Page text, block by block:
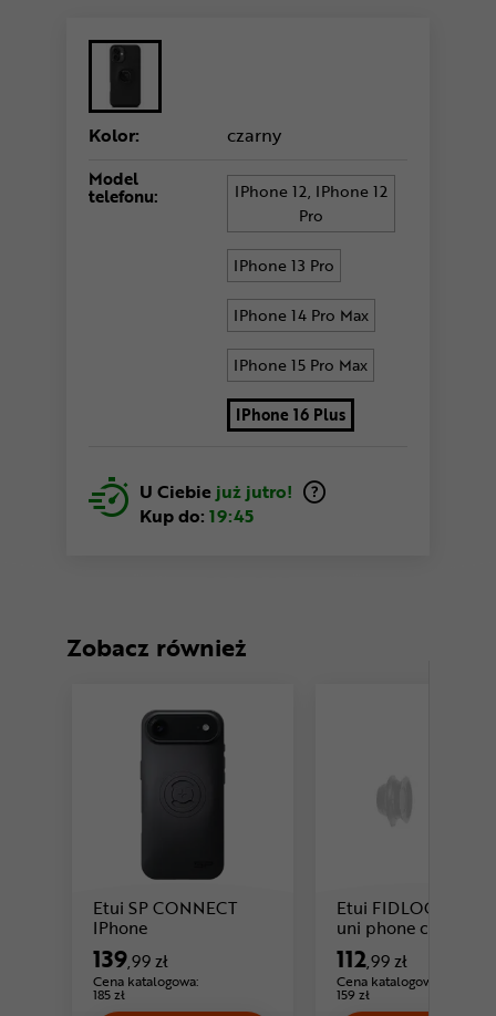
Kolor: czarny
Model
telefonu:
IPhone 12, IPhone 12
Pro
IPhone 13 Pro
IPhone 14 Pro Max
IPhone 15 Pro Max
IPhone 16 Plus
U Ciebie już jutro!
Kup do: 19:45
Zobacz również
Etui SP CONNECT
IPhone
139,99 zł
Cena katalogowa:
185 zł
Etui FIDLOCK
uni phone case
112,99 zł
Cena katalogowa:
159 zł